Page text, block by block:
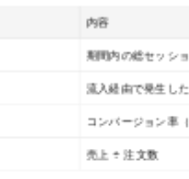
内容
期間内の総セッシ
流入経由で発生し
コンバージョン率
売上 ÷ 注文数